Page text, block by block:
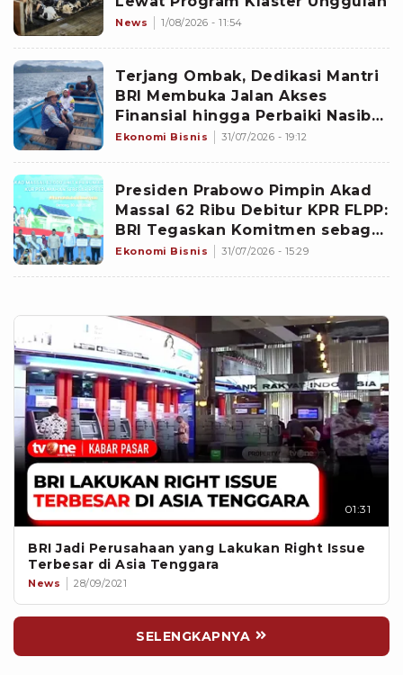
News 1/08/2026 - 11:54
Terjang Ombak, Dedikasi Mantri
BRI Membuka Jalan Akses
Finansial hingga Perbaiki Nasib
Nelayan di Pulau Seram
Ekonomi Bisnis 31/07/2026 - 19:12
Presiden Prabowo Pimpin Akad
Massal 62 Ribu Debitur KPR FLPP:
BRI Tegaskan Komitmen sebagai
Penggerak Ekonomi Kerakyatan
Ekonomi Bisnis 31/07/2026 - 15:29
01:31
BRI Jadi Perusahaan yang Lakukan Right Issue
Terbesar di Asia Tenggara
News 28/09/2021
SELENGKAPNYA